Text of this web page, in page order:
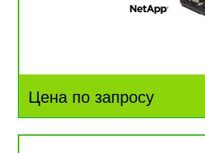
Цена по запросу